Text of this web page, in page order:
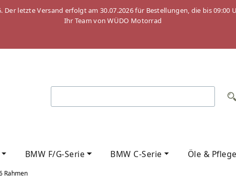
Der letzte Versand erfolgt am 30.07.2026 für Bestellungen, die bis
Ihr Team von WÜDO Motorrad
BMW F/G-Serie BMW C-Serie Öle &
Rahmen